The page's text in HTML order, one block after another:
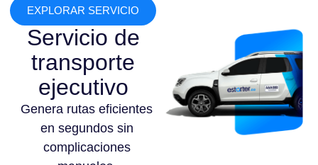
EXPLORAR SERVICIO
Servicio de
transporte
ejecutivo
Genera rutas eficientes
en segundos sin
complicaciones